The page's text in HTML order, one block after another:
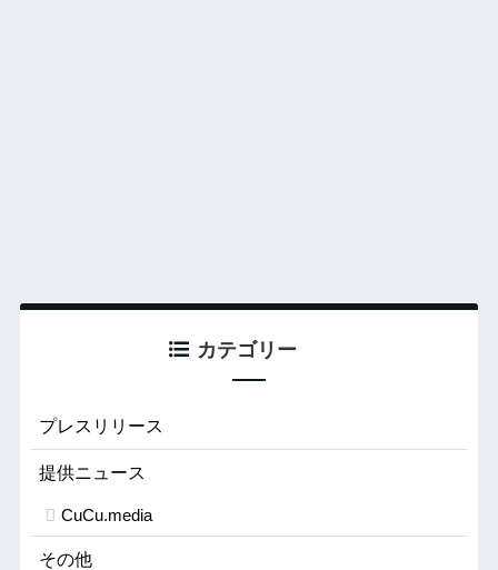
カテゴリー
プレスリリース
提供ニュース
CuCu.media
その他